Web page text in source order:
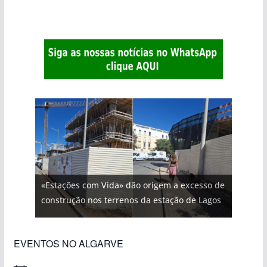
«Estações com Vida» dão origem a excesso de
construção nos terrenos da estação de Lagos
EVENTOS NO ALGARVE